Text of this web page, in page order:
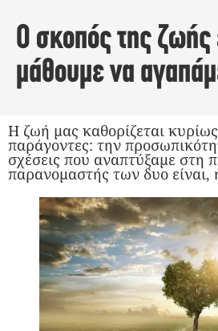
Ο σκοπός της ζωής
μάθουμε να
Η ζωή μας καθορίζεται
παράγοντες: την
σχέσεις που αναπτύξαμε στη
παρανομαστής των δυο είναι,